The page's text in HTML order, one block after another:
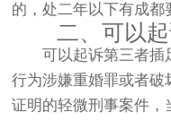
的，处二年以下有成都
二、可以起
可以起诉第三者插
行为涉嫌重婚罪或者
证明的轻微刑事案件，